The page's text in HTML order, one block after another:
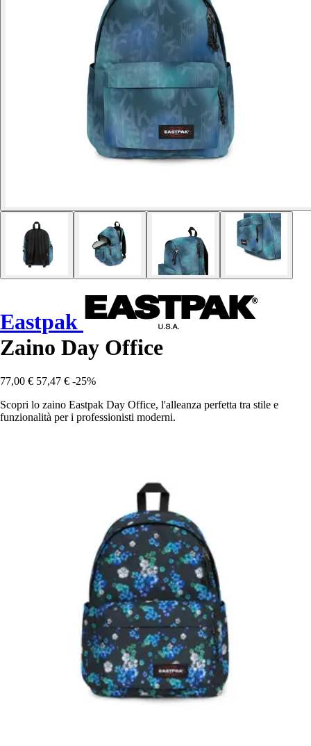
Eastpak
Zaino Day Office
77,00 € 57,47 € -25%
Scopri lo zaino Eastpak Day Office, l'alleanza perfetta tra stile e
funzionalità per i professionisti moderni.